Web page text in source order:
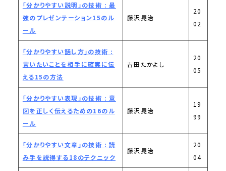
「分かりやすい説明」の技術 : 最
強のプレゼンテーション15のル
ール
藤沢晃治
20
02
「分かりやすい話し方」の技術 :
言いたいことを相手に確実に伝
える15の方法
吉田たかよし
20
05
「分かりやすい表現」の技術 : 意
図を正しく伝えるための16のル
ール
藤沢晃治
19
99
「分かりやすい文章」の技術 : 読
み手を説得する18のテクニック
藤沢晃治
20
04